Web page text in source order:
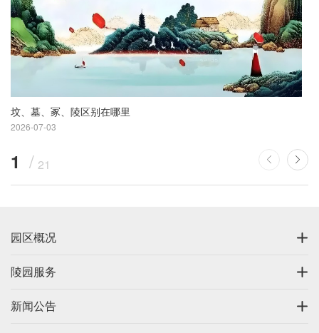
坟、墓、冢、陵区别在哪里
2026-07-03
1 21
园区概况
陵园服务
新闻公告